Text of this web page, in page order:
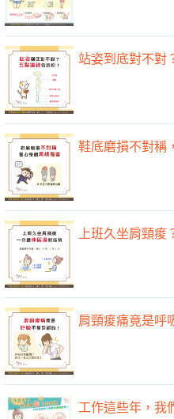
站姿到底對不對
鞋底磨損不對稱
上班久坐肩頸痠
肩頸痠痛竟是呼
工作這些年，我